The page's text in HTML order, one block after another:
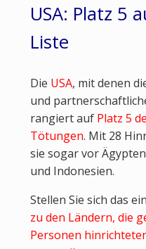
USA: Platz 5
Liste
Die USA, mit denen
und
rangiert auf Platz 5
Tötungen. Mit 28
sie sogar vor
und Indonesien.
Stellen Sie sich das
zu den Ländern, die
Personen